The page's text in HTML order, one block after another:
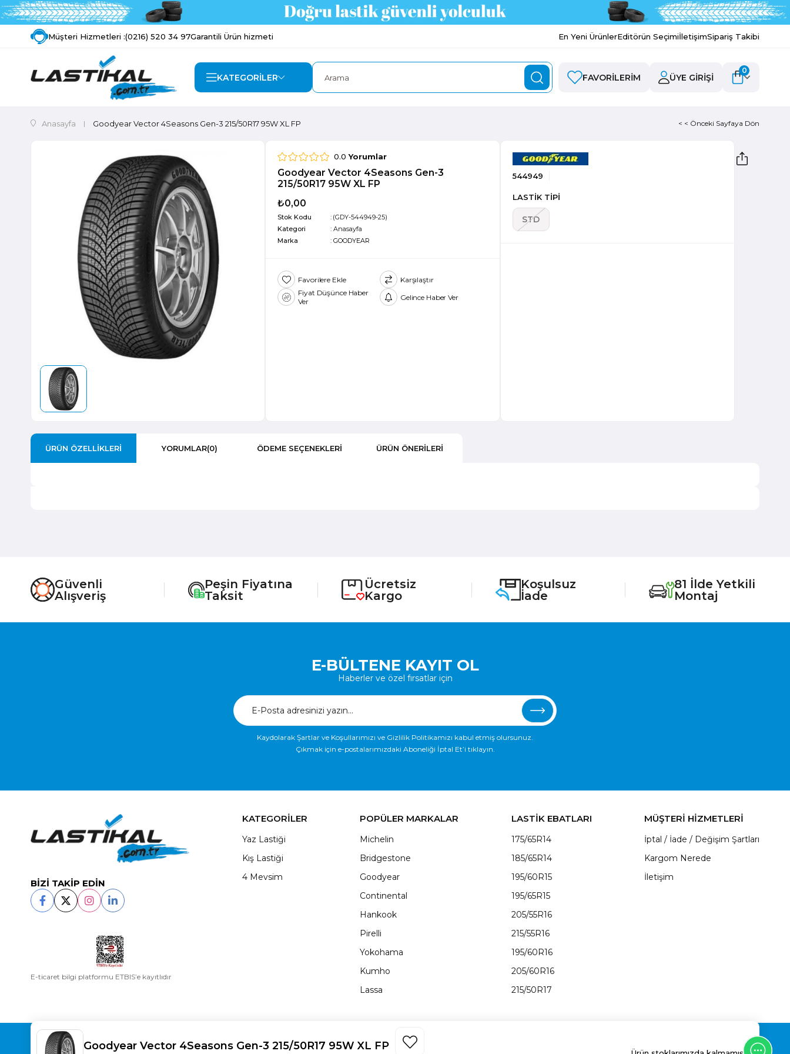
Müşteri Hizmetleri :(0216) 520 34 97Garantili Ürün hizmeti En Yeni ÜrünlerEditörün SeçimiİletişimSipariş Takibi
KATEGORİLER FAVORILERIM ÜYE GIRIŞI
0
Anasayfa Goodyear Vector 4Seasons Gen-3 215/50R17 95W XL FP < < Önceki Sayfaya Dön
0.0 Yorumlar
Goodyear Vector 4Seasons Gen-3
215/50R17 95W XL FP
₺0,00
Stok Kodu
(GDY-544949-25)
Kategori
:Anasayfa
Marka
: GOODYEAR
Favorilere Ekle
Karşılaştır
Fiyat Düşünce Haber
Ver
Gelince Haber Ver
544949
LASTİK TİPİ
STD
ÜRÜN ÖZELLIKLERI YORUMLAR(0) ÖDEME SEÇENEKLERI ÜRÜN ÖNERILERI
Güvenli
Alışveriş
Peşin Fiyatına
Taksit
Ücretsiz
Kargo
Koşulsuz
İade
81 İlde Yetkili
Montaj
E-BÜLTENE KAYIT OL
Haberler ve özel fırsatlar için
Kaydolarak Şartlar ve Koşullarımızı ve Gizlilik Politikamızı kabul etmiş olursunuz.
Çıkmak için e-postalarımızdaki Aboneliği İptal Et’i tıklayın.
BİZİ TAKİP EDİN
E-ticaret bilgi platformu ETBIS’e kayıtlıdır
KATEGORİLER
Yaz Lastiği
Kış Lastiği
4 Mevsim
POPÜLER MARKALAR
Michelin
Bridgestone
Goodyear
Continental
Hankook
Pirelli
Yokohama
Kumho
Lassa
LASTİK EBATLARI
175/65R14
185/65R14
195/60R15
195/65R15
205/55R16
215/55R16
195/60R16
205/60R16
215/50R17
MÜŞTERİ HİZMETLERİ
İptal / İade / Değişim Şartları
Kargom Nerede
İletişim
Copyright© 2025 LASTİKAL All rights reserved.
Goodyear Vector 4Seasons Gen-3 215/50R17 95W XL FP